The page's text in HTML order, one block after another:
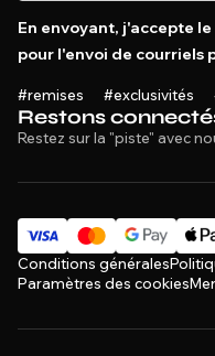
Restons
Restez sur la "piste" avec
En envoyant, j'accepte
pour l'envoi de courriels
#remises #exclusivités
Conditions générales
Paramètres des cookies